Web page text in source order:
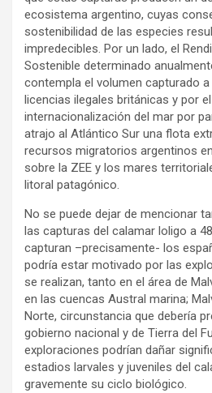
ecosistema argentino, cuyas
sostenibilidad de las especies
impredecibles. Por un lado, el
Sostenible determinado
contempla el volumen capturado
licencias ilegales británicas y por
internacionalización del mar por
atrajo al Atlántico Sur una flota
recursos migratorios argentinos
sobre la ZEE y los mares
litoral patagónico.
No se puede dejar de mencionar
las capturas del calamar loligo a
capturan –precisamente- los
podría estar motivado por las
se realizan, tanto en el área de
en las cuencas Austral marina;
Norte, circunstancia que debería
gobierno nacional y de Tierra del
exploraciones podrían dañar
estadios larvales y juveniles del
gravemente su ciclo biológico.